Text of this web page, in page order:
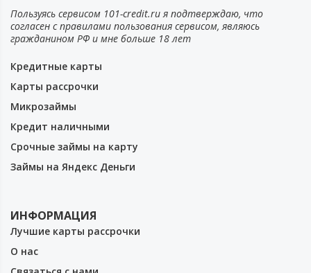
Пользуясь сервисом 101-credit.ru я подтверждаю, что
согласен с правилами пользования сервисом, являюсь
гражданином РФ и мне больше 18 лет
Кредитные карты
Карты рассрочки
Микрозаймы
Кредит наличными
Срочные займы на карту
Займы на Яндекс Деньги
ИНФОРМАЦИЯ
Лучшие карты рассрочки
О нас